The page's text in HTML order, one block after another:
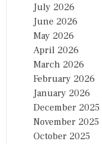
July 2026
June 2026
May 2026
April 2026
March 2026
February 2026
January 2026
December 2025
November 2025
October 2025